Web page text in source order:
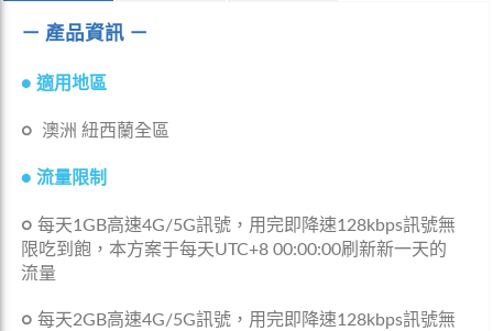
－ 產品資訊 －
● 適用地區
○ 澳洲 紐西蘭全區
● 流量限制
○ 每天1GB高速4G/5G訊號，用完即降速128kbps訊號無
限吃到飽，本方案于每天UTC+8 00:00:00刷新新一天的
流量
○ 每天2GB高速4G/5G訊號，用完即降速128kbps訊號無